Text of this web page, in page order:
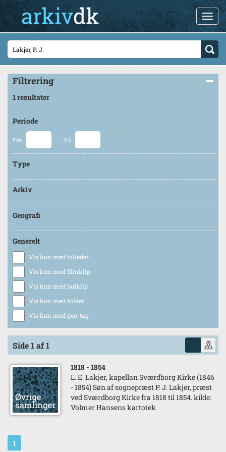
Filtrering
1 resultater
Periode
Fra Til
Type
Arkiv
Geografi
Generelt
Vis kun med billeder
Vis kun med filmklip
Vis kun med lydklip
Vis kun med kilder
Vis kun med geo-tag
Side 1 af 1
1818 - 1854
L. E. Lakjer, kapellan Sværdborg Kirke (1846
- 1854) Søn af sognepræst P. J. Lakjer, præst
ved Sværdborg Kirke fra 1818 til 1854. kilde:
Volmer Hansens kartotek
1